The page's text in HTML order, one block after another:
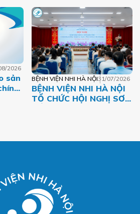
HOÀN CẢNH KHÓ KHĂN
THÁNG 07.2026
2026
sản
BỆNH VIỆN NHI HÀ NỘI31/07/2026
BỆNH VIỆN NHI HÀ NỘI
TỔ CHỨC HỘI NGHỊ SƠ